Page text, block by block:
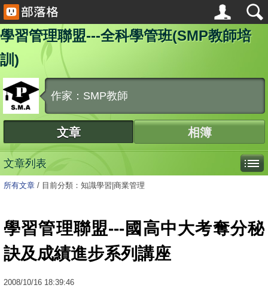
學習管理聯盟---全科學管班(SMP教師培
訓)
作家：SMP教師
文章 相簿
文章列表
所有文章 / 目前分類：知識學習|商業管理
學習管理聯盟---國高中大考奪分秘
訣及成績進步系列講座
2008/10/16 18:39:46